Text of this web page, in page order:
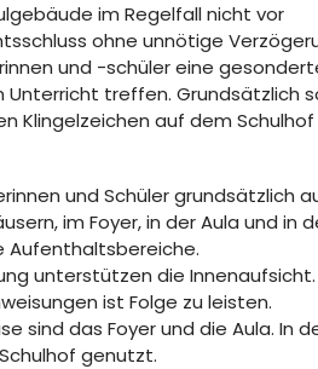
im Regelfall nicht vor
ohne unnötige
und -schüler eine
treffen. Grundsätzlich
Klingelzeichen auf dem Schulhof
und Schüler grundsätzlich
im Foyer, in der Aula und in
Aufenthaltsbereiche.
unterstützen die Innenaufsicht.
ist Folge zu leisten.
sind das Foyer und die Aula. In
genutzt.